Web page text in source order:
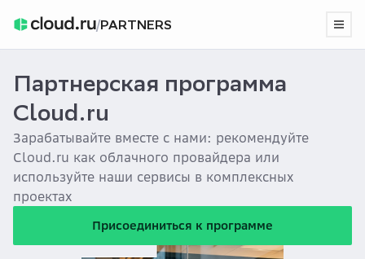
/PARTNERS
› ... Главная Главная Парт...Партнерская программа Cloud.ru
Партнерская программа
Cloud.ru
Зарабатывайте вместе с нами: рекомендуйте
Cloud.ru как облачного провайдера или
используйте наши сервисы в комплексных
проектах
Присоединиться к программе